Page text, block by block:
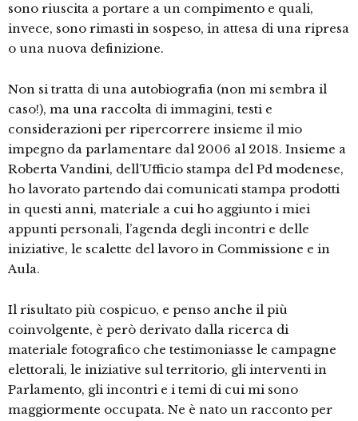
sono riuscita a portare a un compimento e quali,
invece, sono rimasti in sospeso, in attesa di una ripresa
o una nuova definizione.
Non si tratta di una autobiografia (non mi sembra il
caso!), ma una raccolta di immagini, testi e
considerazioni per ripercorrere insieme il mio
impegno da parlamentare dal 2006 al 2018. Insieme a
Roberta Vandini, dell’Ufficio stampa del Pd modenese,
ho lavorato partendo dai comunicati stampa prodotti
in questi anni, materiale a cui ho aggiunto i miei
appunti personali, l’agenda degli incontri e delle
iniziative, le scalette del lavoro in Commissione e in
Aula.
Il risultato più cospicuo, e penso anche il più
coinvolgente, è però derivato dalla ricerca di
materiale fotografico che testimoniasse le campagne
elettorali, le iniziative sul territorio, gli interventi in
Parlamento, gli incontri e i temi di cui mi sono
maggiormente occupata. Ne è nato un racconto per